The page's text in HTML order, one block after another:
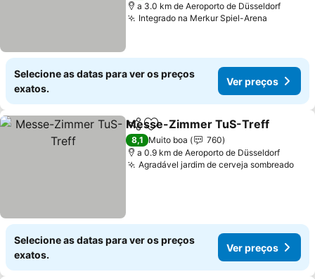
a 3.0 km de Aeroporto de Düsseldorf
Integrado na Merkur Spiel-Arena
Selecione as datas para ver os preços
exatos.
Ver preços
PartilharAdicionar aos favoritos
Messe-Zimmer TuS-Treff
8,1 Muito boa
760
a 0.9 km de Aeroporto de Düsseldorf
Agradável jardim de cerveja sombreadoVer
Selecione as datas para ver os preços
exatos.
Ver preços